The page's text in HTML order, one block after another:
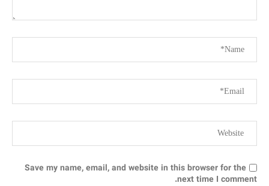
Save my name, email, and website in this browser for the
next time I comment.